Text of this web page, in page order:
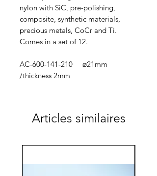
nylon with SiC, pre-polishing,
composite, synthetic materials,
precious metals, CoCr and Ti.
Comes in a set of 12.
AC-600-141-210 ⌀21mm
/thickness 2mm
Articles similaires